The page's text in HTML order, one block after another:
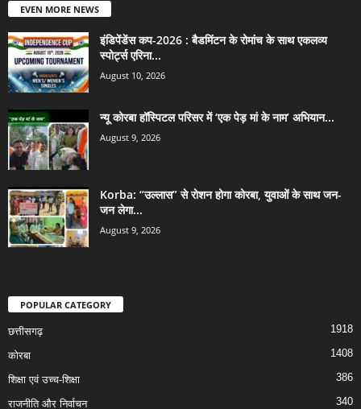
EVEN MORE NEWS
इंडिपेंडेंस कप-2026 : बैडमिंटन के रोमांच के साथ एकलव्य
स्पोर्ट्स एरिना...
August 10, 2026
न्यू कोरबा हॉस्पिटल परिसर में ‘एक पेड़ मां के नाम’ अभियान...
August 9, 2026
Korba: “उल्लास” से रोशन होगा कोरबा, युवाओं के साथ जन-
जन लेगा...
August 9, 2026
POPULAR CATEGORY
छत्तीसगढ़ 1918
कोरबा 1408
शिक्षा एवं उच्च-शिक्षा 386
राजनीति और निर्वाचन 340